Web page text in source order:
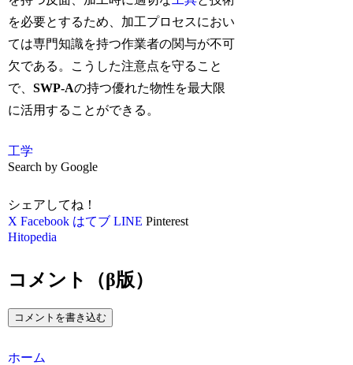
を必要とするため、加工プロセスにおい
ては専門知識を持つ作業者の関与が不可
欠である。こうした注意点を守ること
で、SWP-Aの持つ優れた物性を最大限
に活用することができる。
工学
Search by Google
シェアしてね！
X Facebook はてブ LINE Pinterest
Hitopedia
コメント（β版）
コメントを書き込む
ホーム